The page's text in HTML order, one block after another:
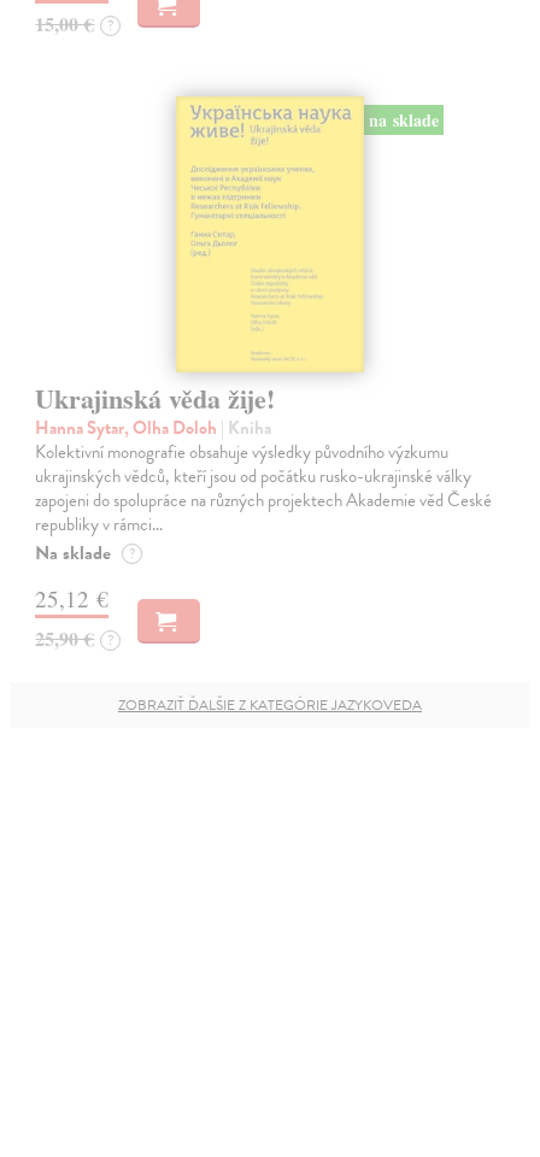
15,00 € ?
na sklade
Ukrajinská věda žije!
Hanna Sytar, Olha Doloh | Kniha
Kolektivní monografie obsahuje výsledky původního výzkumu
ukrajinských vědců, kteří jsou od počátku rusko-ukrajinské války
zapojeni do spolupráce na různých projektech Akademie věd České
republiky v rámci…
Na sklade ?
25,12 €
25,90 € ?
ZOBRAZIŤ ĎALŠIE Z KATEGÓRIE JAZYKOVEDA